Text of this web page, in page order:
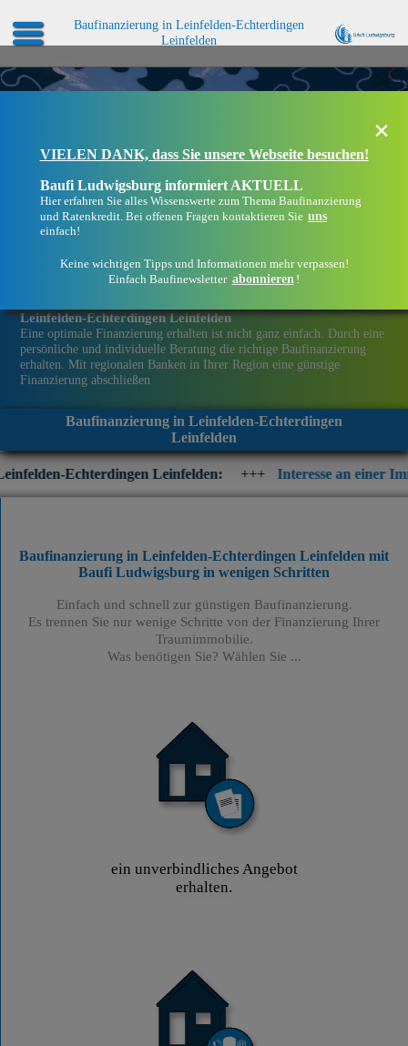
Baufinanzierung in Leinfelden-Echterdingen
Leinfelden
Leinfelden-Echterdingen Leinfelden
Eine optimale Finanzierung erhalten ist nicht ganz einfach. Durch eine
persönliche und individuelle Beratung die richtige Baufinanzierung
erhalten. Mit regionalen Banken in Ihrer Region eine günstige
Finanzierung abschließen
Baufinanzierung in Leinfelden-Echterdingen
Leinfelden
Leinfelden: +++ Interesse an einer
×
VIELEN DANK, dass Sie unsere Webseite besuchen!
Baufi Ludwigsburg informiert AKTUELL
Hier erfahren Sie alles Wissenswerte zum Thema Baufinanzierung
und Ratenkredit. Bei offenen Fragen kontaktieren Sie uns
einfach!
Keine wichtigen Tipps und Informationen mehr verpassen!
Einfach Baufinewsletter abonnieren !
Baufinanzierung in Leinfelden-Echterdingen Leinfelden mit
Baufi Ludwigsburg in wenigen Schritten
Einfach und schnell zur günstigen Baufinanzierung.
Es trennen Sie nur wenige Schritte von der Finanzierung Ihrer
Traumimmobilie.
Was benötigen Sie? Wählen Sie ...
ein unverbindliches Angebot
erhalten.